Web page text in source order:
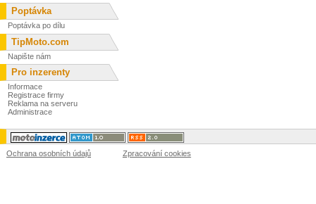
Poptávka
Poptávka po dílu
TipMoto.com
Napište nám
Pro inzerenty
Informace
Registrace firmy
Reklama na serveru
Administrace
Ochrana osobních údajů Zpracování cookies